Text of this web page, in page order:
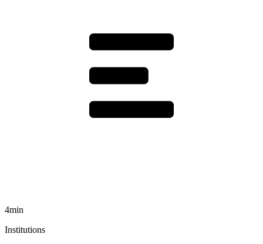
4min
Institutions